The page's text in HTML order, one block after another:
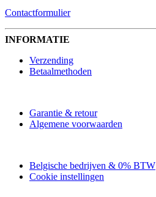
Contactformulier
INFORMATIE
Verzending
Betaalmethoden
Garantie & retour
Algemene voorwaarden
Belgische bedrijven & 0% BTW
Cookie instellingen